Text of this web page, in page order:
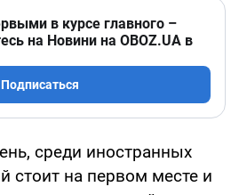
в курсе главного –
на Новини на OBOZ.UA в
Подписаться
среди иностранных
стоит на первом месте и